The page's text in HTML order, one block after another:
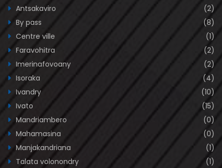
Antsakaviro
(2)
By pass
(8)
Centre ville
(1)
Faravohitra
(2)
Imerinafovoany
(2)
Isoraka
(4)
Ivandry
(10)
Ivato
(15)
Mandriambero
(0)
Mahamasina
(0)
Manjakandriana
(1)
Talata volonondry
(1)